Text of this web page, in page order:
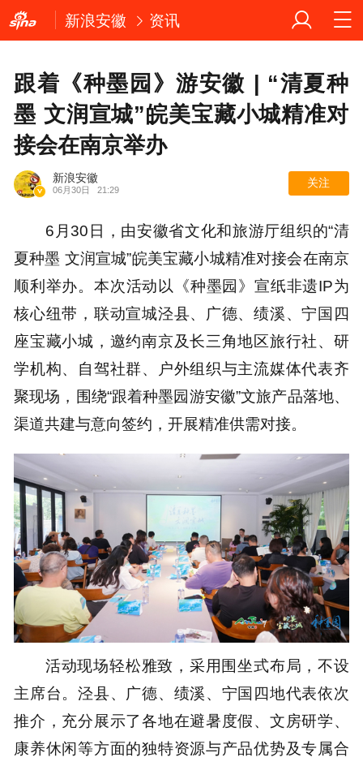
新浪安徽 资讯
跟着《种墨园》游安徽 | “清夏种
墨 文润宣城”皖美宝藏小城精准对
接会在南京举办
新浪安徽
06月30日 21:29
关注
6月30日，由安徽省文化和旅游厅组织的“清
夏种墨 文润宣城”皖美宝藏小城精准对接会在南京
顺利举办。本次活动以《种墨园》宣纸非遗IP为
核心纽带，联动宣城泾县、广德、绩溪、宁国四
座宝藏小城，邀约南京及长三角地区旅行社、研
学机构、自驾社群、户外组织与主流媒体代表齐
聚现场，围绕“跟着种墨园游安徽”文旅产品落地、
渠道共建与意向签约，开展精准供需对接。
活动现场轻松雅致，采用围坐式布局，不设
主席台。泾县、广德、绩溪、宁国四地代表依次
推介，充分展示了各地在避暑度假、文房研学、
康养休闲等方面的独特资源与产品优势及专属合